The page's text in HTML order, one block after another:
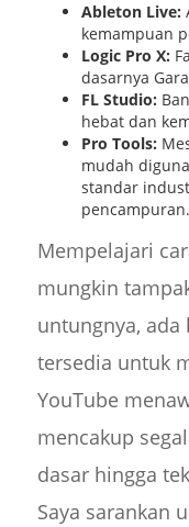
Ableton Live:
kemampuan
Logic Pro X:
dasarnya
FL Studio:
hebat dan
Pro Tools:
mudah
standar
pencampuran.
Mempelajari
mungkin
untungnya, ada
tersedia untuk
YouTube
mencakup
dasar hingga
Saya sarankan